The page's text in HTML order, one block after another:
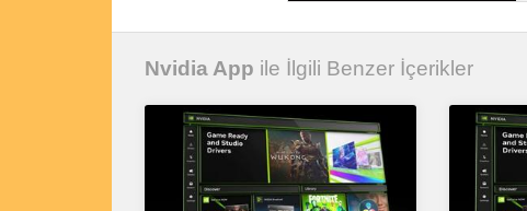
Nvidia App ile İlgili Benzer İçerikler